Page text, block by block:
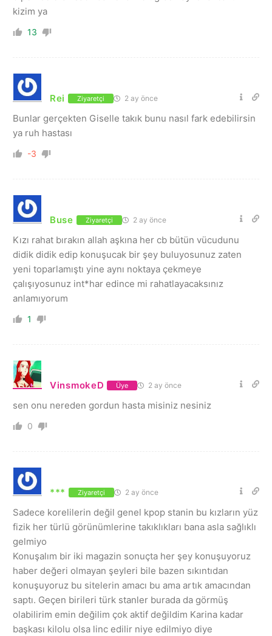
kizim ya
13
Rei Ziyaretçi 2 ay önce
Bunlar gerçekten Giselle takık bunu nasıl fark edebilirsin
ya ruh hastası
-3
Buse Ziyaretçi 2 ay önce
Kızı rahat bırakın allah aşkına her cb bütün vücudunu
didik didik edip konuşucak bir şey buluyosunuz zaten
yeni toparlamıştı yine aynı noktaya çekmeye
çalışıyosunuz int*har edince mi rahatlayacaksınız
anlamıyorum
1
VinsmokeD Üye 2 ay önce
sen onu nereden gordun hasta misiniz nesiniz
0
*** Ziyaretçi 2 ay önce
Sadece korelilerin değil genel kpop stanin bu kızların yüz
fizik her türlü görünümlerine takıklıkları bana asla sağlıklı
gelmiyo
Konuşalım bir iki magazin sonuçta her şey konuşuyoruz
haber değeri olmayan şeyleri bile bazen sıkıntıdan
konuşuyoruz bu sitelerin amacı bu ama artık amacından
saptı. Geçen birileri türk stanler burada da görmüş
olabilirim emin değilim çok aktif değildim Karina kadar
başkası kilolu olsa linc edilir niye edilmiyo diye